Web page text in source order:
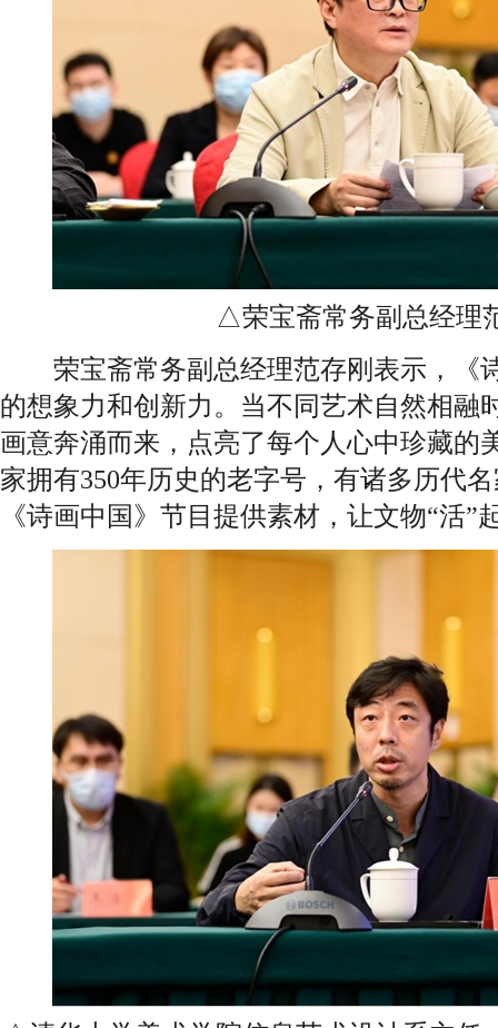
△荣宝斋常务副总经理
荣宝斋常务副总经理范存刚表示，《
的想象力和创新力。当不同艺术自然相融
画意奔涌而来，点亮了每个人心中珍藏的
家拥有350年历史的老字号，有诸多历代
《诗画中国》节目提供素材，让文物“活”